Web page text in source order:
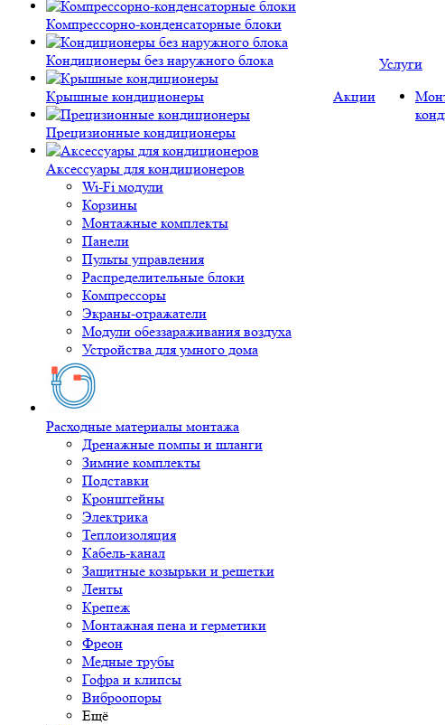
Компрессорно-конденсаторные блоки
Кондиционеры без наружного блока
Крышные кондиционеры
Прецизионные кондиционеры
Аксессуары для кондиционеров
Wi-Fi модули
Корзины
Монтажные комплекты
Панели
Пульты управления
Распределительные блоки
Компрессоры
Экраны-отражатели
Модули обеззараживания воздуха
Устройства для умного дома
Расходные материалы монтажа
Дренажные помпы и шланги
Зимние комплекты
Подставки
Кронштейны
Электрика
Теплоизоляция
Кабель-канал
Защитные козырьки и решетки
Ленты
Крепеж
Монтажная пена и герметики
Фреон
Медные трубы
Гофра и клипсы
Виброопоры
Ещё
Акции
Услуги